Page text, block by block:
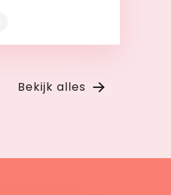
Bekijk alles